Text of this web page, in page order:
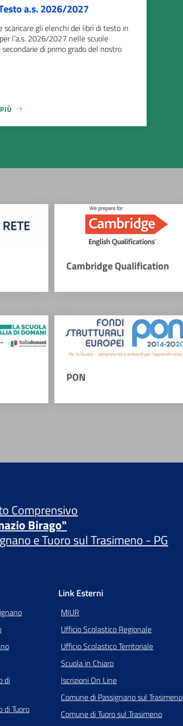
a.s. 2026/2027
scaricare gli elenchi dei libri di testo in
l’a.s. 2026/2027 nelle scuole
secondarie di primo grado del nostro
Cambridge Qualification
PON
Comprensivo
Birago"
e Tuoro sul Trasimeno - PG
di
di Tuoro
Link Esterni
MIUR
Ufficio Scolastico Regionale
Ufficio Scolastico Territoriale
Scuola in Chiaro
Iscrizioni On Line
Comune di Passignano sul Trasimeno
Comune di Tuoro sul Trasimeno